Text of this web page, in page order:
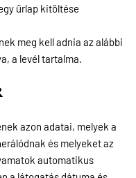
űrlap kitöltése
meg kell adnia az alábbi
a levél tartalma.
azon adatai, melyek a
és melyeket az
automatikus